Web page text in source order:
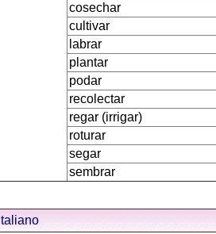
cosechar
cultivar
labrar
plantar
podar
recolectar
regar (irrigar)
roturar
segar
sembrar
Italiano